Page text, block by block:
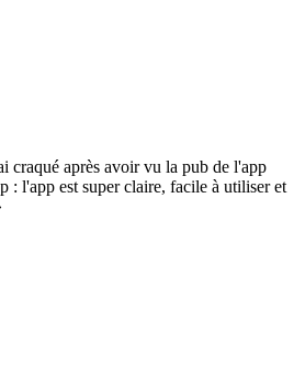
craqué après avoir vu la pub de l'app
: l'app est super claire, facile à utiliser et